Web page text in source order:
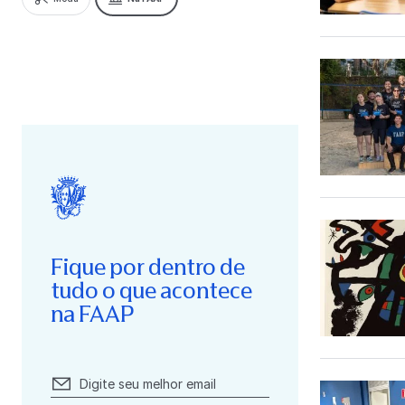
Fique por dentro de
tudo o que acontece
na FAAP